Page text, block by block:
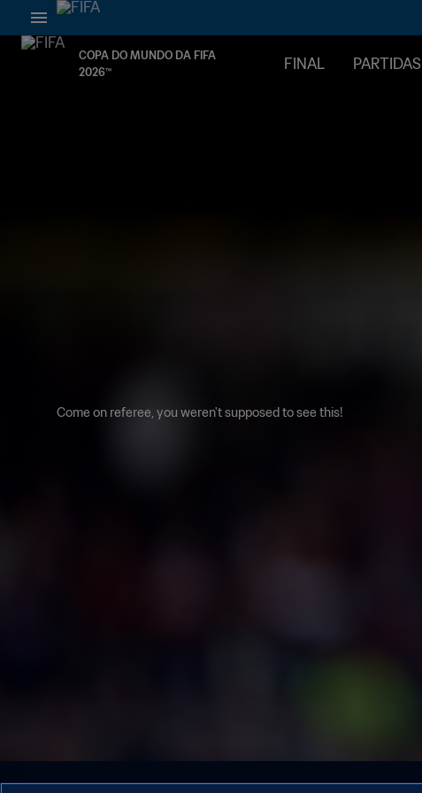
COPA DO MUNDO DA FIFA
2026™
FINAL PARTIDAS
Come on referee, you weren't supposed to see this!